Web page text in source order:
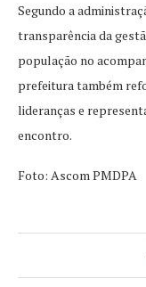
Segundo a
transparência da
população no
prefeitura também
lideranças e
encontro.
Foto: Ascom PMDPA